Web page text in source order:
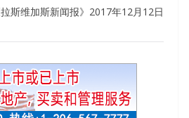
拉斯维加斯新闻报》2017年12月12日